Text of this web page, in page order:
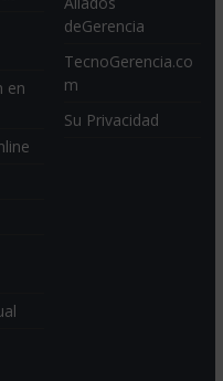
en
deGerencia
TecnoGerencia.co
m
Su Privacidad